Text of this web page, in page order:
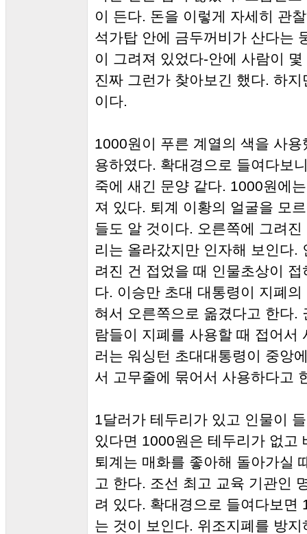
이 든다. 돈을 이렇게 자세히 관
석가탑 안에 금두꺼비가 산다는
이 그려져 있었다-안에 사람이
진짜 그런가 찾아보긴 했다. 하
이다.
1000원이 푸른 계열의 색을 사
용하였다. 확대경으로 들여다보
죽에 새긴 문양 같다. 1000원에
져 있다. 퇴계 이황의 얼굴을 모
들도 알 것이다. 오른쪽에 그려
리는 올라갔지만 인자해 보인다.
려진 건 접었을 때 인물초상이
다. 이승만 초대 대통령이 지폐
혀서 오른쪽으로 옮겼다고 한다.
람들이 지폐를 사용할 때 접어서
러는 워싱턴 초대대통령이 중앙
서 고무줄에 묶어서 사용하다고
1달러가 테두리가 있고 인물이
있다면 1000원은 테두리가 없고
퇴계는 매화를 좋아해 돌아가실
고 한다. 조선 최고 교육 기관인
려 있다. 확대경으로 들여다보
는 것이 보인다. 위조지폐를 방